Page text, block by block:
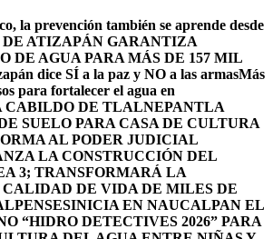
la prevención también se aprende desde
DE ATIZAPÁN GARANTIZA
DE AGUA PARA MÁS DE 157 MIL
dice SÍ a la paz y NO a las armasMás
para fortalecer el agua en
CABILDO DE TLALNEPANTLA
SUELO PARA CASA DE CULTURA
AL PODER JUDICIAL
LA CONSTRUCCIÓN DEL
3; TRANSFORMARÁ LA
DE VIDA DE MILES DE
INICIA EN NAUCALPAN EL
“HIDRO DETECTIVES 2026” PARA